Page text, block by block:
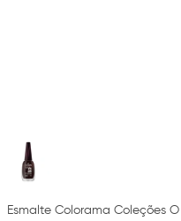
Esmalte Colorama Coleções